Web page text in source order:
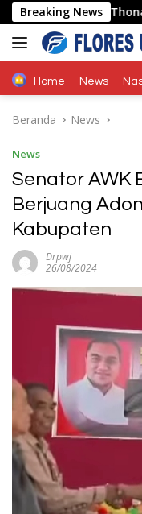
Langsung
ke
konten
Breaking News
Bildad Thonak Tolak
Home News
Beranda News
News
Senator AWK
Berjuang
Kabupaten
Drpwj
26/08/2024